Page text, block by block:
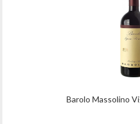
Barolo Massolino